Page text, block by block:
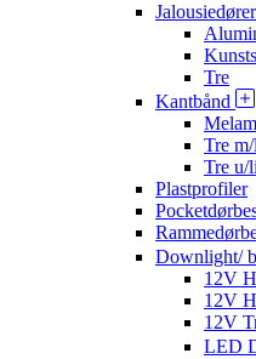
Jalousiedører
Tre
Kantbånd
Tre
Tre u/
Plastprofiler
Downlight/
12V
12V
12V
LED